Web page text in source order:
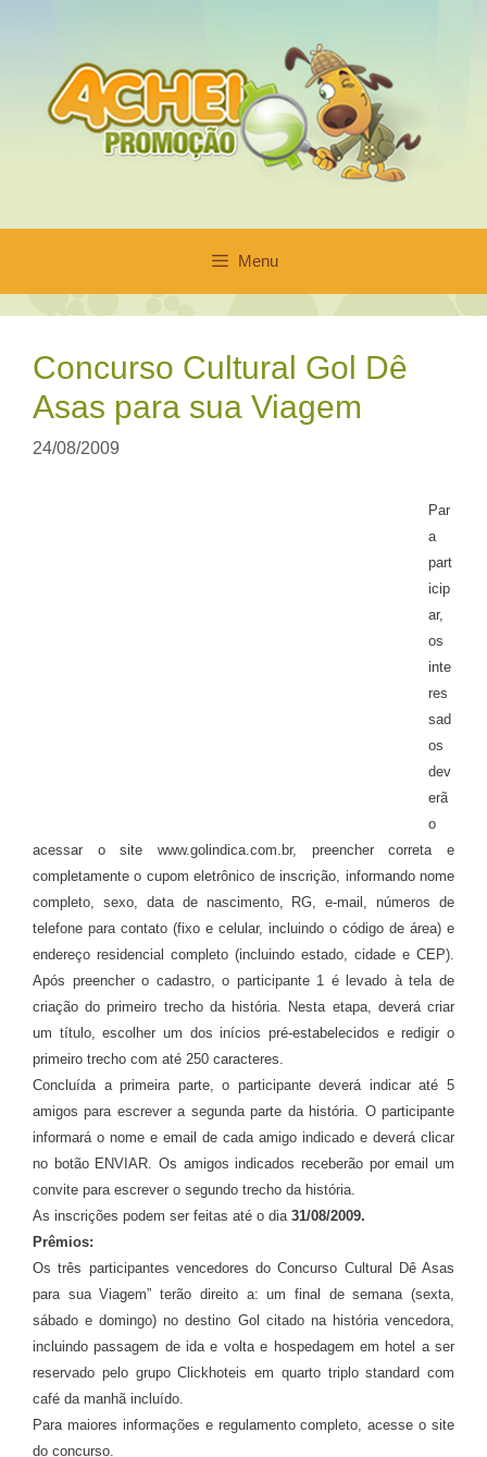
conteúdo
Menu
Concurso Cultural Gol Dê
Asas para sua Viagem
24/08/2009
Par
a
part
icip
ar,
os
inte
res
sad
os
dev
erã
o
acessar o site www.golindica.com.br, preencher correta e
completamente o cupom eletrônico de inscrição, informando nome
completo, sexo, data de nascimento, RG, e-mail, números de
telefone para contato (fixo e celular, incluindo o código de área) e
endereço residencial completo (incluindo estado, cidade e CEP).
Após preencher o cadastro, o participante 1 é levado à tela de
criação do primeiro trecho da história. Nesta etapa, deverá criar
um título, escolher um dos inícios pré-estabelecidos e redigir o
primeiro trecho com até 250 caracteres.
Concluída a primeira parte, o participante deverá indicar até 5
amigos para escrever a segunda parte da história. O participante
informará o nome e email de cada amigo indicado e deverá clicar
no botão ENVIAR. Os amigos indicados receberão por email um
convite para escrever o segundo trecho da história.
As inscrições podem ser feitas até o dia 31/08/2009.
Prêmios:
Os três participantes vencedores do Concurso Cultural Dê Asas
para sua Viagem” terão direito a: um final de semana (sexta,
sábado e domingo) no destino Gol citado na história vencedora,
incluindo passagem de ida e volta e hospedagem em hotel a ser
reservado pelo grupo Clickhoteis em quarto triplo standard com
café da manhã incluído.
Para maiores informações e regulamento completo, acesse o site
do concurso.